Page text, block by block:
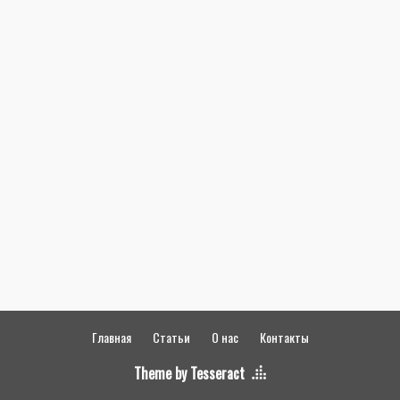
Главная Статьи О нас Контакты
Theme by Tesseract